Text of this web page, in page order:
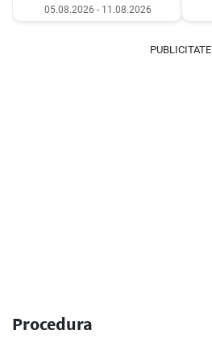
05.08.2026 - 11.08.2026
PUBLICITATE
Procedura